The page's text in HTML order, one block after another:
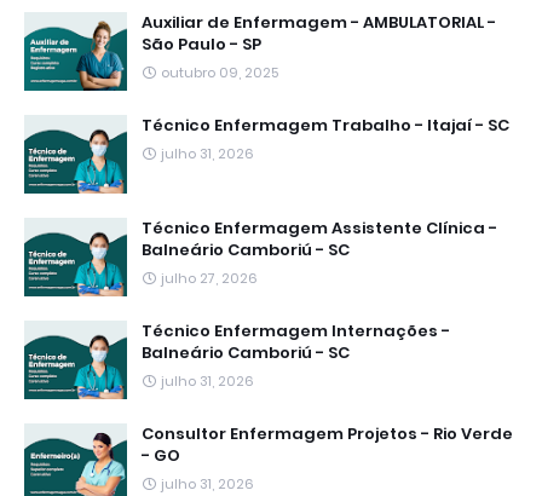
Auxiliar de Enfermagem - AMBULATORIAL -
São Paulo - SP
outubro 09, 2025
Técnico Enfermagem Trabalho - Itajaí - SC
julho 31, 2026
Técnico Enfermagem Assistente Clínica -
Balneário Camboriú - SC
julho 27, 2026
Técnico Enfermagem Internações -
Balneário Camboriú - SC
julho 31, 2026
Consultor Enfermagem Projetos - Rio Verde
- GO
julho 31, 2026